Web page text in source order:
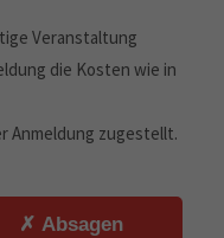
Veranstaltung
die Kosten wie in
Anmeldung zugestellt.
✗ Absagen
das Handwerk,
von großer
die
Handwerks sowie die